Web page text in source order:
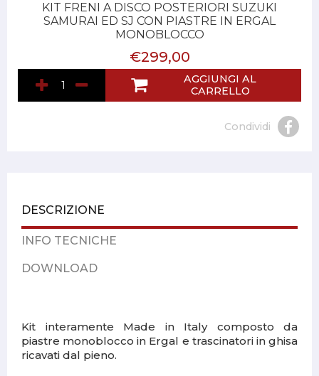
KIT FRENI A DISCO POSTERIORI SUZUKI
SAMURAI ED SJ CON PIASTRE IN ERGAL
MONOBLOCCO
€299,00
AGGIUNGI AL
CARRELLO
Condividi
DESCRIZIONE
INFO TECNICHE
DOWNLOAD
Kit interamente Made in Italy composto da
piastre monoblocco in Ergal e trascinatori in ghisa
ricavati dal pieno.